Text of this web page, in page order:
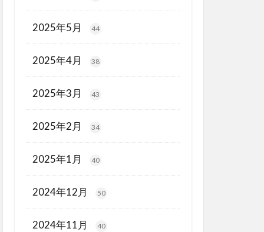
2025年5月 44
2025年4月 38
2025年3月 43
2025年2月 34
2025年1月 40
2024年12月 50
2024年11月 40